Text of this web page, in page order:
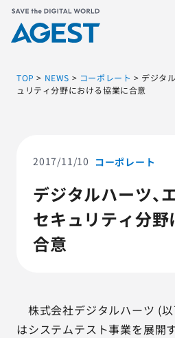
ソリューション・サービス
脆弱性リスク管理ツール
TFACT (AIテストツール)
AGESTの強み
TOP > NEWS > コーポレート > デジタ
ュリティ分野における協業に合意
2017/11/10 コーポレート
デジタルハーツ、
セキュリティ分
合意
株式会社デジタルハーツ (以
はシステムテスト事業を展開